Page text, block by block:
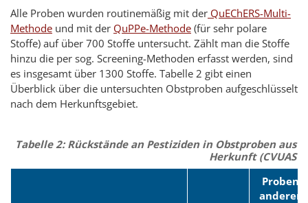
Alle Proben wurden routinemäßig mit der QuEChERS-Multi-
Methode und mit der QuPPe-Methode (für sehr polare
Stoffe) auf über 700 Stoffe untersucht. Zählt man die Stoffe
hinzu die per sog. Screening-Methoden erfasst werden, sind
es insgesamt über 1300 Stoffe. Tabelle 2 gibt einen
Überblick über die untersuchten Obstproben aufgeschlüsselt
nach dem Herkunftsgebiet.
Tabelle 2: Rückstände an Pestiziden in Obstproben
Herkunft (CVUAS
Proben
anderer